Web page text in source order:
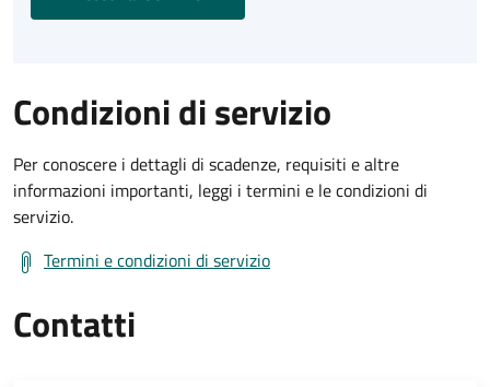
Condizioni di servizio
Per conoscere i dettagli di scadenze, requisiti e altre
informazioni importanti, leggi i termini e le condizioni di
servizio.
Termini e condizioni di servizio
Contatti